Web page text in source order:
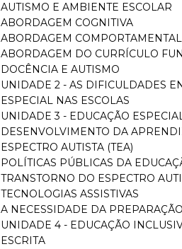
AUTISMO E AMBIENTE ESCOLAR
ABORDAGEM COGNITIVA
ABORDAGEM COMPORTAMENTAL
ABORDAGEM DO CURRÍCULO
DOCÊNCIA E AUTISMO
UNIDADE 2 - AS DIFICULDADES
ESPECIAL NAS ESCOLAS
UNIDADE 3 - EDUCAÇÃO
DESENVOLVIMENTO DA
ESPECTRO AUTISTA (TEA)
POLÍTICAS PÚBLICAS DA
TRANSTORNO DO ESPECTRO
TECNOLOGIAS ASSISTIVAS
A NECESSIDADE DA
UNIDADE 4 - EDUCAÇÃO
ESCRITA